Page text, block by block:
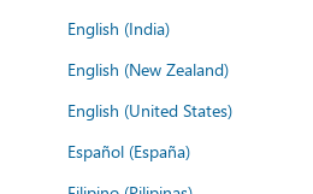
English (India)
English (New Zealand)
English (United States)
Español (España)